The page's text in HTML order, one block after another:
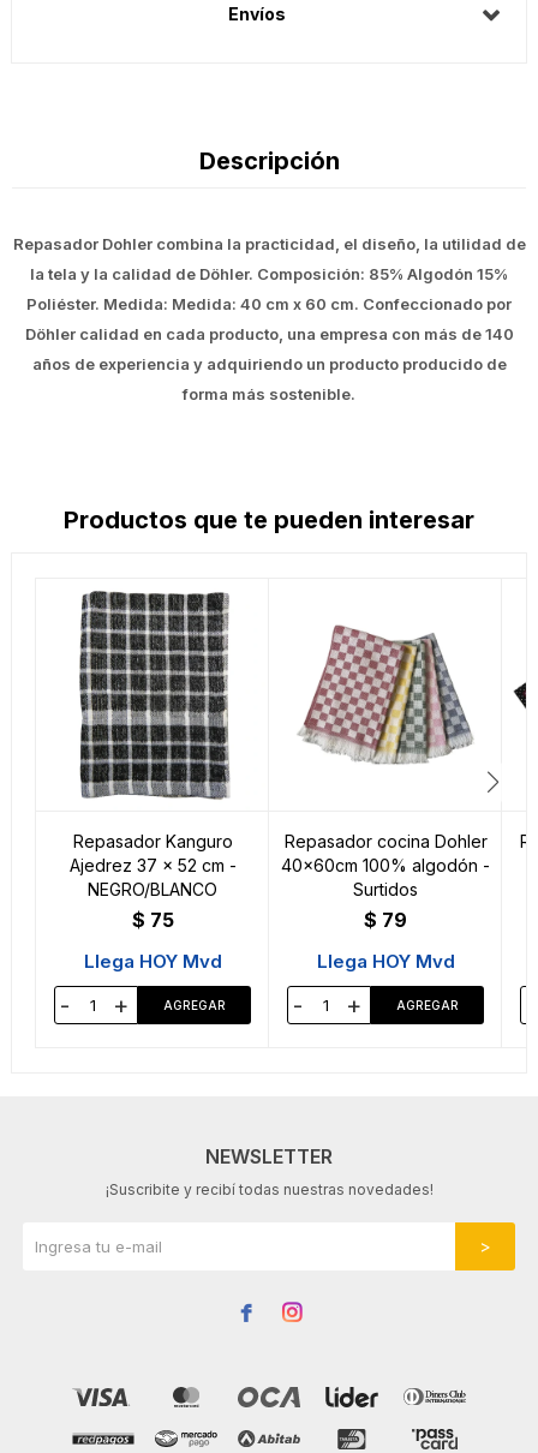
Envíos
Descripción
Repasador Dohler combina la practicidad, el diseño, la utilidad de
la tela y la calidad de Döhler. Composición: 85% Algodón 15%
Poliéster. Medida: Medida: 40 cm x 60 cm. Confeccionado por
Döhler calidad en cada producto, una empresa con más de 140
años de experiencia y adquiriendo un producto producido de
forma más sostenible.
Productos que te pueden interesar
Repasador Kanguro
Ajedrez 37 x 52 cm -
NEGRO/BLANCO
$ 75
Llega HOY Mvd
- +
Repasador cocina Dohler
40x60cm 100% algodón -
Surtidos
$ 79
Llega HOY Mvd
- +
NEWSLETTER
¡Suscribite y recibí todas nuestras novedades!
 